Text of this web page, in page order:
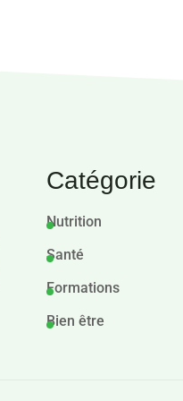
Catégorie
Nutrition
Santé
Formations
Bien être